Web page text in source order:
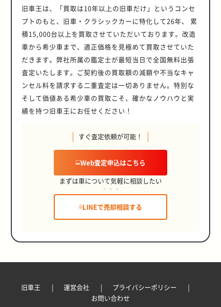
マを、縁あって破格(ヒトケタ万円と
か)で譲ってもらったりしていた。
トヨタでいえばマークIIやクレス
タ、日産でいえばグロリアやブルー
バードあたりが定番だったように思
う。 そういった安く手に入れたクル
マを思い思いにいじっていた。 とは
いえ、ほとんどのことは性能向上に
かりだった。 今回、その当時、カッ
コ優先でいじっていた5つのエピソ
ードを振り返ってみたい。 鉄チンか
のの、多くの激安車はスチールホイ
「ない」方が多かった。 そのため
「鉄チン」と呼んでいた。 それにし
ても、なんで「チン」なんだろう？
て、ということでアルミホイールへ
の交換にチャレンジすることが多か
ンドがたくさんあったり、専門の店
ズの合う、タイヤ付きのホイールを
探した。 運が良ければ掘り出し物が
旧車王は、「買取は10年以上の旧車だけ」というコンセ
プトのもと、旧車・クラシックカーに特化して26年、 累
積15,000台以上を買取させていただいております。改造
車から希少車まで、適正価格を見極めて買取させていた
だきます。弊社所属の鑑定士が最短当日で全国無料出張
査定いたします。ご契約後の買取額の減額や不当なキャ
ンセル料を請求する二重査定は一切ありません。特別な
そして価値ある希少車の買取こそ、確かなノウハウと実
績を持つ旧車王にお任せください！
すぐ査定依頼が可能！
Web査定申込はこちら
まずは車について気軽に相談したい
LINEで売却相談する
旧車王 運営会社
プライバシーポリシー
お問い合わせ